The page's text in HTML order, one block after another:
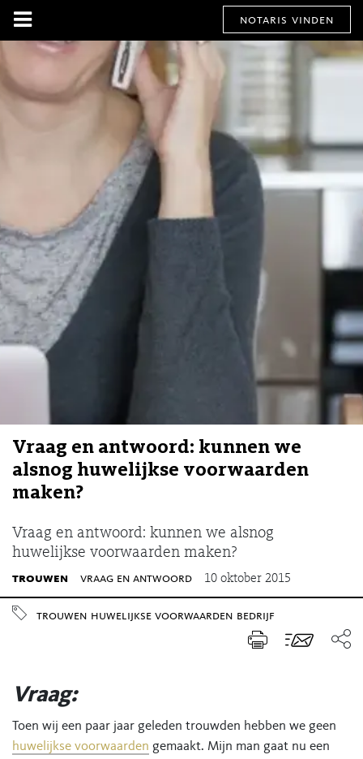
notaris vinden
Vraag en antwoord: kunnen we
alsnog huwelijkse voorwaarden
maken?
Vraag en antwoord: kunnen we alsnog
huwelijkse voorwaarden maken?
trouwen vraag en antwoord 10 oktober 2015
trouwen huwelijkse voorwaarden bedrijf
Vraag:
Toen wij een paar jaar geleden trouwden hebben we geen
huwelijkse voorwaarden gemaakt. Mijn man gaat nu een